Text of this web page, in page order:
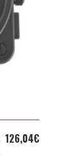
126,04€